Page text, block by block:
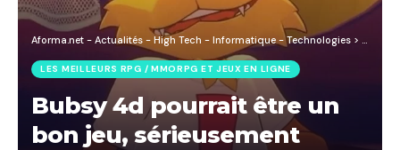
Aforma.net - Actualités - High Tech - Informatique - Technologies > Blog
LES MEILLEURS RPG / MMORPG ET JEUX EN LIGNE
Bubsy 4d pourrait être un
bon jeu, sérieusement